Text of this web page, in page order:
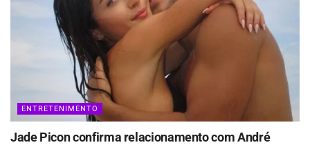
ENTRETENIMENTO
Jade Picon confirma relacionamento com André